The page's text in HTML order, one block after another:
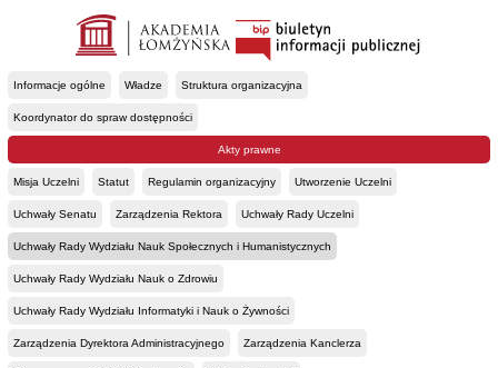
Informacje ogólne Władze Struktura organizacyjna
Koordynator do spraw dostępności
Akty prawne
Misja Uczelni Statut Regulamin organizacyjny Utworzenie Uczelni
Uchwały Senatu Zarządzenia Rektora Uchwały Rady Uczelni
Uchwały Rady Wydziału Nauk Społecznych i Humanistycznych
Uchwały Rady Wydziału Nauk o Zdrowiu
Uchwały Rady Wydziału Informatyki i Nauk o Żywności
Zarządzenia Dyrektora Administracyjnego Zarządzenia Kanclerza